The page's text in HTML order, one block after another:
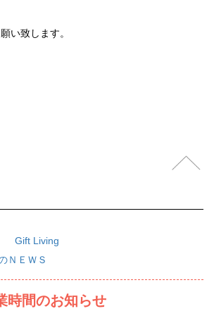
い致します。
Gift Living
ＮＥＷＳ
時間のお知らせ